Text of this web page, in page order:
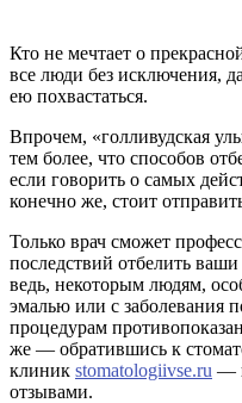
Кто не мечтает о
все люди без исключения,
ею похвастаться.
Впрочем, «голливудская
тем более, что способов
если говорить о самых
конечно же, стоит
Только врач сможет
последствий отбелить
ведь, некоторым людям,
эмалью или с заболевания
процедурам
же — обратившись к
клиник stomatologiivse.ru —
отзывами.